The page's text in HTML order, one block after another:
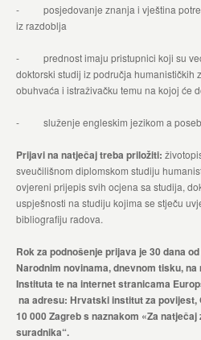
- posjedovanje znanja i vještina
iz razdoblja
- prednost imaju pristupnici koji su
doktorski studij iz područja humanističkih
obuhvaća i istraživačku temu na kojoj će
- služenje engleskim jezikom a
Prijavi na natječaj treba priložiti:
sveučilišnom diplomskom studiju
ovjereni prijepis svih ocjena sa studija,
uspješnosti na studiju kojima se stječu
bibliografiju radova.
Rok za podnošenje prijava je 30 dana
Narodnim novinama, dnevnom tisku,
Instituta te na internet stranicama
na adresu: Hrvatski institut za povijest,
10 000 Zagreb s naznakom «Za
suradnika“.